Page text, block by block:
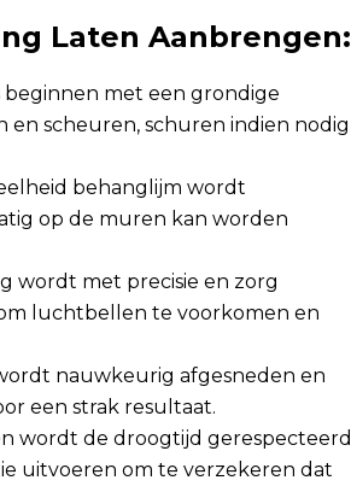
Laten Aanbrengen:
beginnen met een grondige
en scheuren, schuren indien nodig
behanglijm wordt
op de muren kan worden
wordt met precisie en zorg
luchtbellen te voorkomen en
nauwkeurig afgesneden en
een strak resultaat.
wordt de droogtijd gerespecteerd
uitvoeren om te verzekeren dat